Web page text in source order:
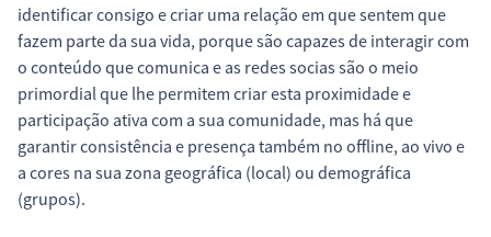
identificar consigo e criar uma relação em que sentem que
fazem parte da sua vida, porque são capazes de interagir com
o conteúdo que comunica e as redes socias são o meio
primordial que lhe permitem criar esta proximidade e
participação ativa com a sua comunidade, mas há que
garantir consistência e presença também no offline, ao vivo e
a cores na sua zona geográfica (local) ou demográfica
(grupos).